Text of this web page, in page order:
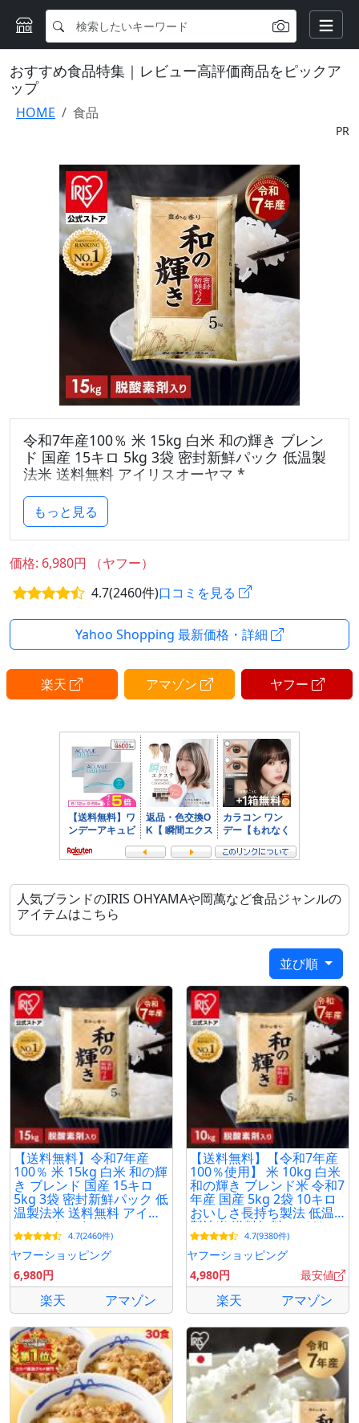
おすすめ食品特集｜レビュー高評価商品をピックア
ップ
HOME 食品
PR
令和7年産100％ 米 15kg 白米 和の輝き ブレン
ド 国産 15キロ 5kg 3袋 密封新鮮パック 低温製
法米 送料無料 アイリスオーヤマ *
（検索用：米・お米・コメ・ライス・ごはん・ご飯・
白飯・白米・ブランド米・ブレンド米・15kg・低温製
法・コールド・アイリスオーヤマ・低温製法米・〜
15kg・4562403574800・アイリスオーヤマ）
[翌日優良配送対象商品に関しまして]
・13時以降(休業日は12時以降)のご注文の場合
・お届け先が対象地域外の場合(離島含む)
・決済完了確認にお時間を頂戴する場合
・銀行振込をご選択の場合
・郵便番号や住所に誤りがある場合
・15点以上ご注文頂いた場合
・翌日優良配送対象外の商品とご一緒にご注文いただ
いた場合
もっと見る
価格: 6,980円 （ヤフー）
4.7(2460件)口コミを見る
Yahoo Shopping 最新価格・詳細
楽天 アマゾン ヤフー
人気ブランドのIRIS OHYAMAや岡萬など食品ジャンルの
アイテムはこちら
並び順
【送料無料】令和7年産
100％ 米 15kg 白米 和の輝
き ブレンド 国産 15キロ
5kg 3袋 密封新鮮パック 低
温製法米 送料無料 アイリ
スオーヤマ *
4.7(2460件)
ヤフーショッピング
6,980円
楽天 アマゾン
【送料無料】【令和7年産
100％使用】 米 10kg 白米
和の輝き ブレンド米 令和7
年産 国産 5kg 2袋 10キロ
おいしさ長持ち製法 低温
製法米 送料無料 アイリス
オーヤマ 4.7(9380件)
ヤフーショッピング
4,980円
最安値
楽天 アマゾン